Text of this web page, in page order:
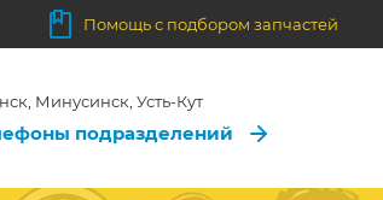
Помощь с подбором запчастей
Минусинск, Усть-Кут
подразделений